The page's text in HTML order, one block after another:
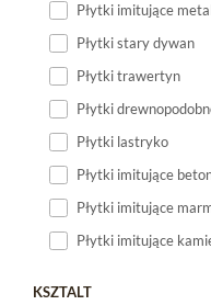
Płytki imitujące
Płytki stary dywan
Płytki trawertyn
Płytki
Płytki lastryko
Płytki imitujące
Płytki imitujące
Płytki imitujące
KSZTALT